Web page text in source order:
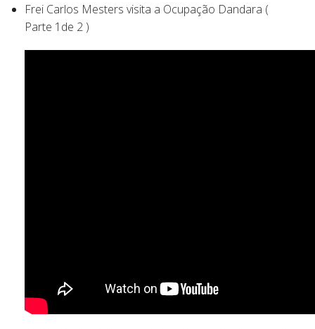
Frei Carlos Mesters visita a Ocupação Dandara (
Parte 1de 2 )